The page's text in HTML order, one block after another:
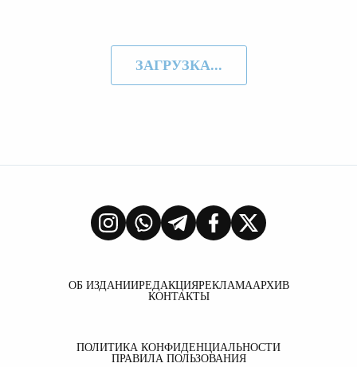
ЗАГРУЗКА...
ОБ ИЗДАНИИРЕДАКЦИЯРЕКЛАМААРХИВ
КОНТАКТЫ
ПОЛИТИКА КОНФИДЕНЦИАЛЬНОСТИ
ПРАВИЛА ПОЛЬЗОВАНИЯ